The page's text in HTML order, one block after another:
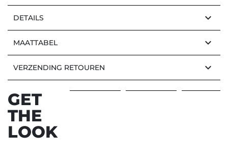
DETAILS keyboard_arrow_down
MAATTABEL keyboard_arrow_down
VERZENDING RETOUREN keyboard_arrow_down
GET
THE
LOOK